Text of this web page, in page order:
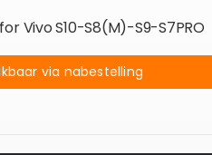
Vivo S10-S8(M)-S9-S7PRO
via nabestelling